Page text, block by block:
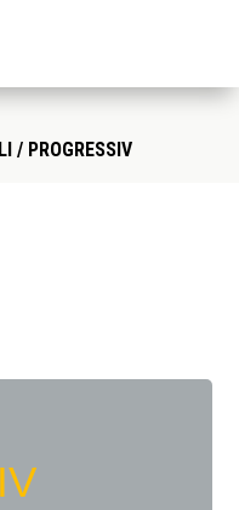
/ PROGRESSIV